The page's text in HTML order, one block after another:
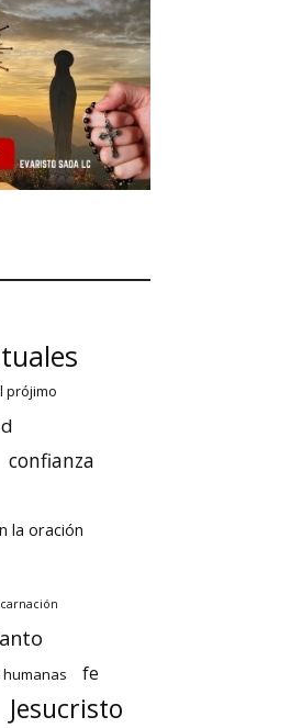
prójimo
confianza
la oración
fe
Jesucristo